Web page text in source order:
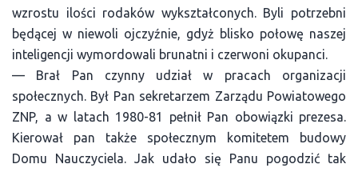
wzrostu ilości rodaków wykształconych. Byli potrzebni
będącej w niewoli ojczyźnie, gdyż blisko połowę naszej
inteligencji wymordowali brunatni i czerwoni okupanci.
— Brał Pan czynny udział w pracach organizacji
społecznych. Był Pan sekretarzem Zarządu Powiatowego
ZNP, a w latach 1980-81 pełnił Pan obowiązki prezesa.
Kierował pan także społecznym komitetem budowy
Domu Nauczyciela. Jak udało się Panu pogodzić tak